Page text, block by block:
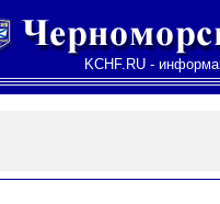
KCHF.RU -